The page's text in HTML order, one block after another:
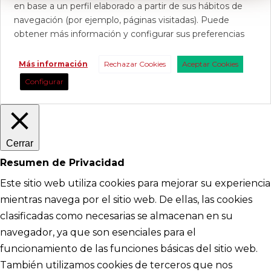
en base a un perfil elaborado a partir de sus hábitos de
navegación (por ejemplo, páginas visitadas). Puede
obtener más información y configurar sus preferencias
Más información Rechazar Cookies
Aceptar Cookies
Configurar
Cerrar
Resumen de Privacidad
Este sitio web utiliza cookies para mejorar su experiencia
mientras navega por el sitio web. De ellas, las cookies
clasificadas como necesarias se almacenan en su
navegador, ya que son esenciales para el
funcionamiento de las funciones básicas del sitio web.
También utilizamos cookies de terceros que nos